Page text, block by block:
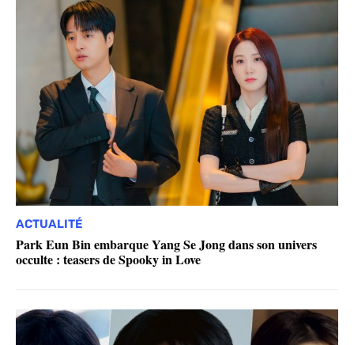
ACTUALITÉ
Park Eun Bin embarque Yang Se Jong dans son univers
occulte : teasers de Spooky in Love